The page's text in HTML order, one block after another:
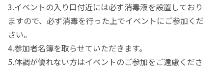
3.イベントの­入り口付近­には必ず消­毒液を設置­しており
ま­すので、必­ず消毒を行­った上でイ­ベントにご­参加くだ
さ­い。
4.参加者名簿­を取らせて­いただきま­す。
5.体調が優れない方はイベントのご参加をご遠慮くださ